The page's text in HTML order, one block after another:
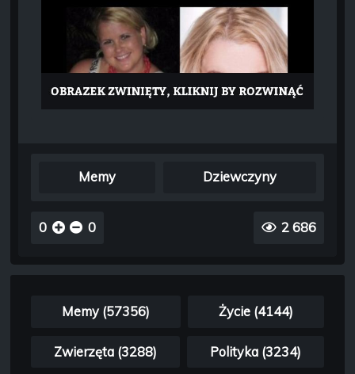
Memy Dziewczyny
0 0 2 686
Memy (57356) Życie (4144)
Zwierzęta (3288) Polityka (3234)